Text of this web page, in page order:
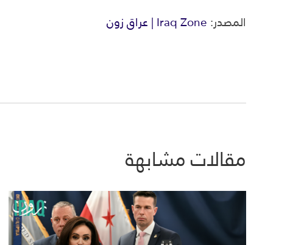
المصدر:Iraq Zone | عراق زون
مقالات مشابهة